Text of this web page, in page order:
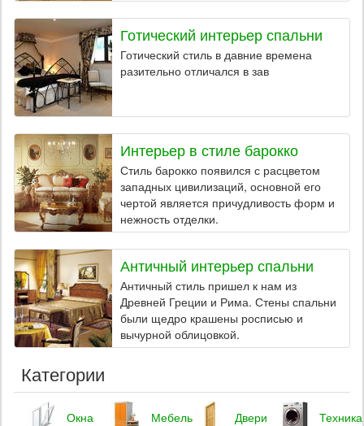
Готический интерьер спальни
Готический стиль в давние времена
разительно отличался в зав
Интерьер в стиле барокко
Стиль барокко появился с расцветом
западных цивилизаций, основной его
чертой является причудливость форм и
нежность отделки.
Античный интерьер спальни
Античный стиль пришел к нам из
Древней Греции и Рима. Стены спальни
были щедро крашены росписью и
вычурной облицовкой.
Категории
Окна Мебель Двери Техника